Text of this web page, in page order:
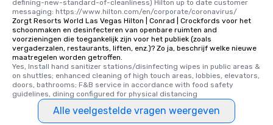
defining-new-standard-of-cleanliness) Hilton up to date customer
messaging: https://www.hilton.com/en/corporate/coronavirus/
Zorgt Resorts World Las Vegas Hilton | Conrad | Crockfords voor het
schoonmaken en desinfecteren van openbare ruimten and
voorzieningen die toegankelijk zijn voor het publiek (zoals
vergaderzalen, restaurants, liften, enz.)? Zo ja, beschrijf welke nieuwe
maatregelen worden getroffen.
Yes, Install hand sanitizer stations/disinfecting wipes in public areas &
on shuttles; enhanced cleaning of high touch areas, lobbies, elevators,
doors, bathrooms; F&B service in accordance with food safety
guidelines, dining configured for physical distancing
Alle veelgestelde vragen weergeven